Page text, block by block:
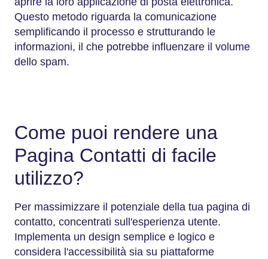
Questo metodo riguarda la comunicazione
semplificando il processo e strutturando le
informazioni, il che potrebbe influenzare il volume
dello spam.
Come puoi rendere una
Pagina Contatti di facile
utilizzo?
Per massimizzare il potenziale della tua pagina di
contatto, concentrati sull'esperienza utente.
Implementa un design semplice e logico e
considera l'accessibilità sia su piattaforme